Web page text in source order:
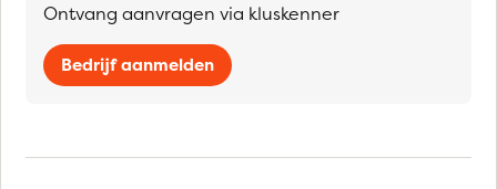
Ontvang aanvragen via kluskenner
Bedrijf aanmelden